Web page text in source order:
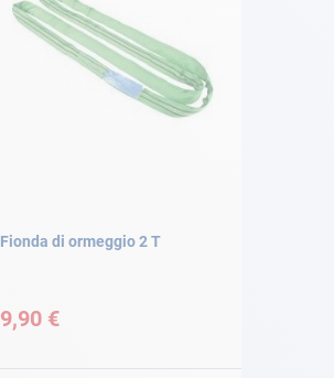
Fionda di ormeggio 2 T
9,90 €